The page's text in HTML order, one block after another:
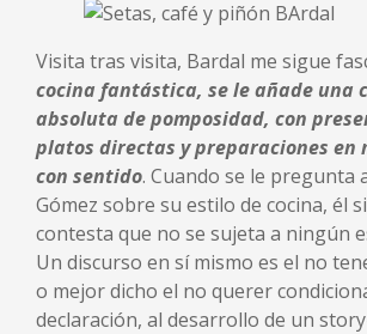
Visita tras visita, Bardal me sigue
cocina fantástica, se le añade una
absoluta de pomposidad, con
platos directas y preparaciones en
con sentido. Cuando se le pregunta
Gómez sobre su estilo de cocina, él
contesta que no se sujeta a ningún
Un discurso en sí mismo es el no
o mejor dicho el no querer
declaración, al desarrollo de un